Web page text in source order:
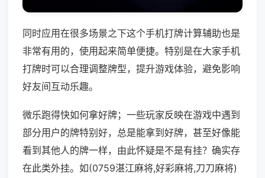
同时应用在很多场景之下这个手机打牌计算辅助也是
非常有用的，使用起来简单便捷。特别是在大家手机
打牌时可以合理调整牌型，提升游戏体验，避免影响
好友间互动乐趣。
微乐跑得快如何拿好牌；一些玩家反映在游戏中遇到
部分用户的牌特别好，总是能拿到好牌，甚至好像能
看到其他人的牌一样，由此怀疑是不是有挂？确实存
在此类外挂。如(0759湛江麻将,好彩麻将,刀刀麻将)